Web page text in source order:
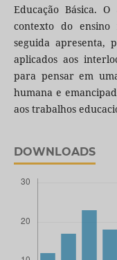
Educação Básica.
contexto do
seguida apresenta,
aplicados aos
para pensar em
humana e
aos trabalhos
DOWNLOADS